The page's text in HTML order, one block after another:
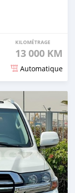
KILOMÉTRAGE
13 000 KM
Automatique